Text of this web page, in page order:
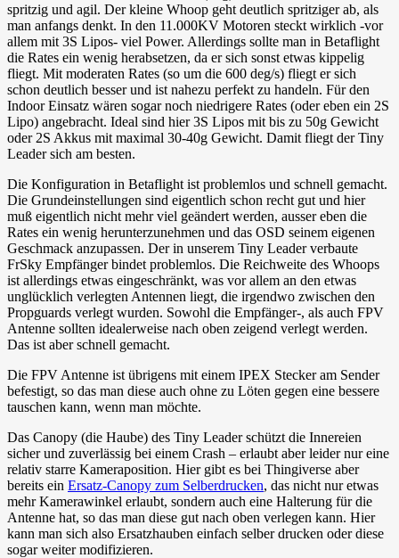
spritzig und agil. Der kleine Whoop geht deutlich spritziger ab, als
man anfangs denkt. In den 11.000KV Motoren steckt wirklich -vor
allem mit 3S Lipos- viel Power. Allerdings sollte man in Betaflight
die Rates ein wenig herabsetzen, da er sich sonst etwas kippelig
fliegt. Mit moderaten Rates (so um die 600 deg/s) fliegt er sich
schon deutlich besser und ist nahezu perfekt zu handeln. Für den
Indoor Einsatz wären sogar noch niedrigere Rates (oder eben ein 2S
Lipo) angebracht. Ideal sind hier 3S Lipos mit bis zu 50g Gewicht
oder 2S Akkus mit maximal 30-40g Gewicht. Damit fliegt der Tiny
Leader sich am besten.
Die Konfiguration in Betaflight ist problemlos und schnell gemacht.
Die Grundeinstellungen sind eigentlich schon recht gut und hier
muß eigentlich nicht mehr viel geändert werden, ausser eben die
Rates ein wenig herunterzunehmen und das OSD seinem eigenen
Geschmack anzupassen. Der in unserem Tiny Leader verbaute
FrSky Empfänger bindet problemlos. Die Reichweite des Whoops
ist allerdings etwas eingeschränkt, was vor allem an den etwas
unglücklich verlegten Antennen liegt, die irgendwo zwischen den
Propguards verlegt wurden. Sowohl die Empfänger-, als auch FPV
Antenne sollten idealerweise nach oben zeigend verlegt werden.
Das ist aber schnell gemacht.
Die FPV Antenne ist übrigens mit einem IPEX Stecker am Sender
befestigt, so das man diese auch ohne zu Löten gegen eine bessere
tauschen kann, wenn man möchte.
Das Canopy (die Haube) des Tiny Leader schützt die Innereien
sicher und zuverlässig bei einem Crash – erlaubt aber leider nur eine
relativ starre Kameraposition. Hier gibt es bei Thingiverse aber
bereits ein Ersatz-Canopy zum Selberdrucken, das nicht nur etwas
mehr Kamerawinkel erlaubt, sondern auch eine Halterung für die
Antenne hat, so das man diese gut nach oben verlegen kann. Hier
kann man sich also Ersatzhauben einfach selber drucken oder diese
sogar weiter modifizieren.